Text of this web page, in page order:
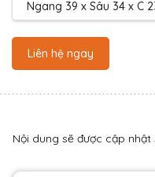
Ngang 39 x Sâu 34 x C
Liên hệ ngay
Nội dung sẽ được cập nhật